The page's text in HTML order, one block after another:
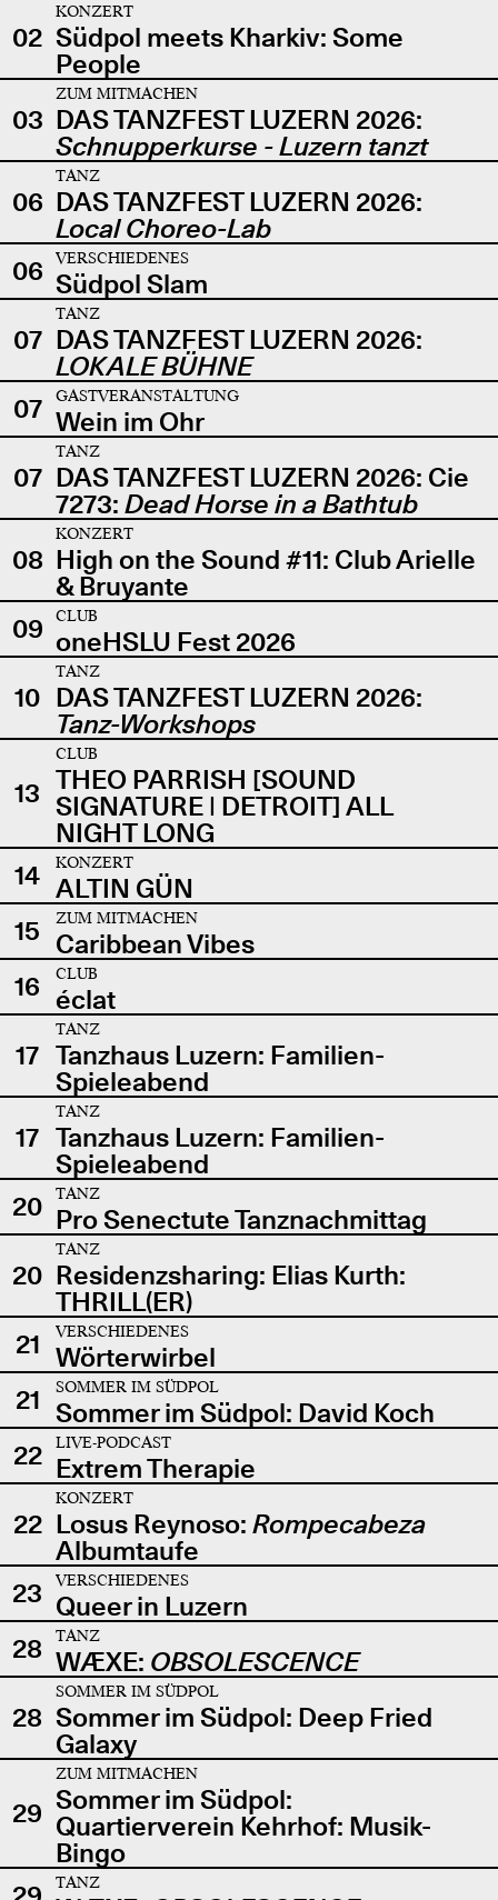
02
KONZERT
Südpol meets Kharkiv: Some
People
03
ZUM MITMACHEN
DAS TANZFEST LUZERN 2026:
Schnupperkurse - Luzern tanzt
06
TANZ
DAS TANZFEST LUZERN 2026:
Local Choreo-Lab
06
VERSCHIEDENES
Südpol Slam
07
TANZ
DAS TANZFEST LUZERN 2026:
LOKALE BÜHNE
07
GASTVERANSTALTUNG
Wein im Ohr
07
TANZ
DAS TANZFEST LUZERN 2026: Cie
7273: Dead Horse in a Bathtub
08
KONZERT
High on the Sound #11: Club Arielle
& Bruyante
09
CLUB
oneHSLU Fest 2026
10
TANZ
DAS TANZFEST LUZERN 2026:
Tanz-Workshops
13
CLUB
THEO PARRISH [SOUND
SIGNATURE | DETROIT] ALL
NIGHT LONG
14
KONZERT
ALTIN GÜN
15
ZUM MITMACHEN
Caribbean Vibes
16
CLUB
éclat
17
TANZ
Tanzhaus Luzern: Familien-
Spieleabend
17
TANZ
Tanzhaus Luzern: Familien-
Spieleabend
20
TANZ
Pro Senectute Tanznachmittag
20
TANZ
Residenzsharing: Elias Kurth:
THRILL(ER)
21
VERSCHIEDENES
Wörterwirbel
21
SOMMER IM SÜDPOL
Sommer im Südpol: David Koch
22
LIVE-PODCAST
Extrem Therapie
22
KONZERT
Losus Reynoso: Rompecabeza
Albumtaufe
23
VERSCHIEDENES
Queer in Luzern
28
TANZ
WÆXE: OBSOLESCENCE
28
SOMMER IM SÜDPOL
Sommer im Südpol: Deep Fried
Galaxy
29
ZUM MITMACHEN
Sommer im Südpol:
Quartierverein Kehrhof: Musik-
Bingo
TANZ